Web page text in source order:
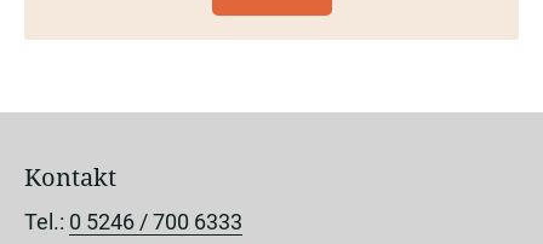
Kontakt
Tel.: 0 5246 / 700 6333